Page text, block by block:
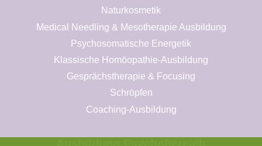
Naturkosmetik
Medical Needling & Mesotherapie Ausbildung
Psychosomatische Energetik
Klassische Homöopathie-Ausbildung
Gesprächstherapie & Focusing
Schröpfen
Coaching-Ausbildung